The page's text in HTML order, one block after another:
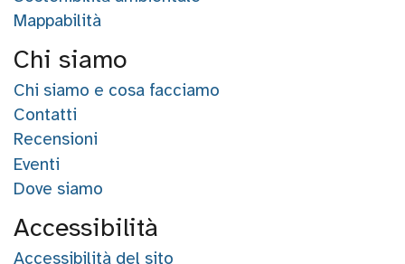
Wishlist
Lista regalo
Mappabilità
Chi siamo
Chi siamo e cosa facciamo
Contatti
Recensioni
Eventi
Dove siamo
Accessibilità
Accessibilità del sito